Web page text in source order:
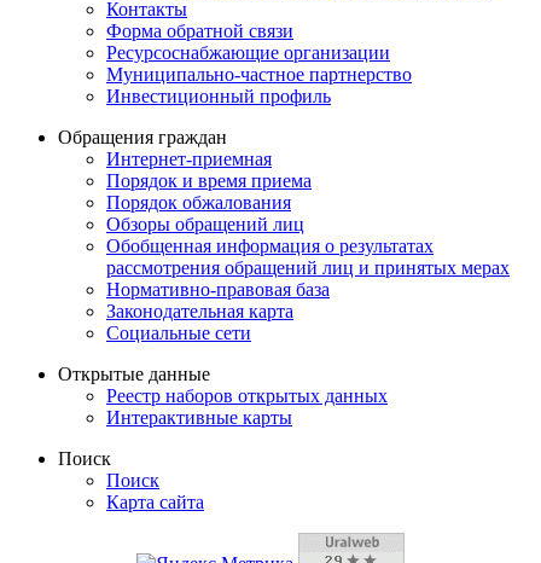
Контакты
Форма обратной связи
Ресурсоснабжающие организации
Муниципально-частное партнерство
Инвестиционный профиль
Обращения граждан
Интернет-приемная
Порядок и время приема
Порядок обжалования
Обзоры обращений лиц
Обобщенная информация о результатах
рассмотрения обращений лиц и принятых мерах
Нормативно-правовая база
Законодательная карта
Социальные сети
Открытые данные
Реестр наборов открытых данных
Интерактивные карты
Поиск
Поиск
Карта сайта